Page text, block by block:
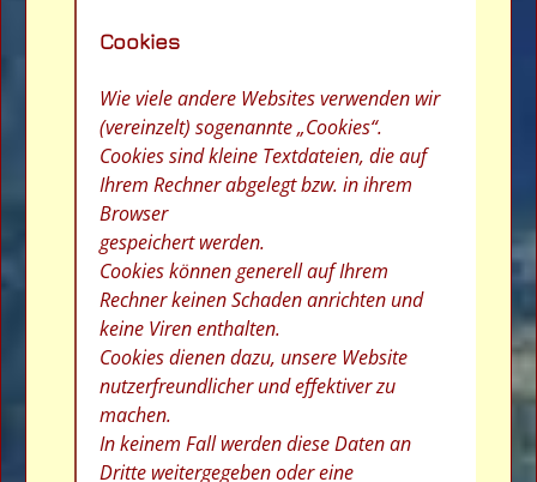
Cookies
Wie viele andere Websites verwenden wir
(vereinzelt) sogenannte „Cookies“.
Cookies sind kleine Textdateien, die auf
Ihrem Rechner abgelegt bzw. in ihrem
Browser
gespeichert werden.
Cookies können generell auf Ihrem
Rechner keinen Schaden anrichten und
keine Viren enthalten.
Cookies dienen dazu, unsere Website
nutzerfreundlicher und effektiver zu
machen.
In keinem Fall werden diese Daten an
Dritte weitergegeben oder eine